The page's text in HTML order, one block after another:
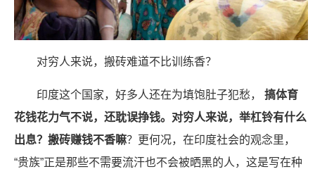
对穷人来说，搬砖难道不比训练香？
印度这个国家，好多人还在为填饱肚子犯愁， 搞体育
花钱花力气不说，还耽误挣钱。对穷人来说，举杠铃有什么
出息？搬砖赚钱不香嘛？更何况，在印度社会的观念里，
“贵族”正是那些不需要流汗也不会被晒黑的人，这是写在种